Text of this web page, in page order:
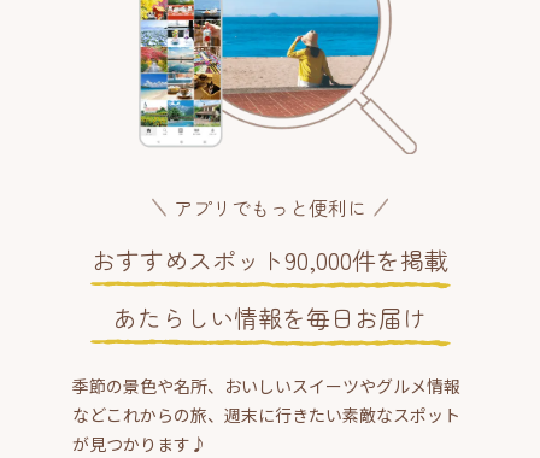
アプリでもっと便利に
おすすめスポット90,000件を掲載
あたらしい情報を毎日お届け
季節の景色や名所、おいしいスイーツやグルメ情報
などこれからの旅、週末に行きたい素敵なスポット
が見つかります♪